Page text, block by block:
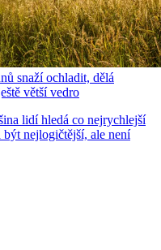
snaží ochladit, dělá
větší vedro
lidí hledá co nejrychlejší
být nejlogičtější, ale není